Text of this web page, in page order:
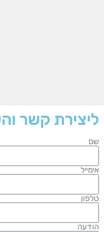
ליצירת קשר
שם
אימייל
טלפון
הודעה